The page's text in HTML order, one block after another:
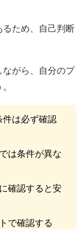
るため、自己判断
がら、自分のプ
件は必ず確認
は条件が異な
確認すると安
で確認する